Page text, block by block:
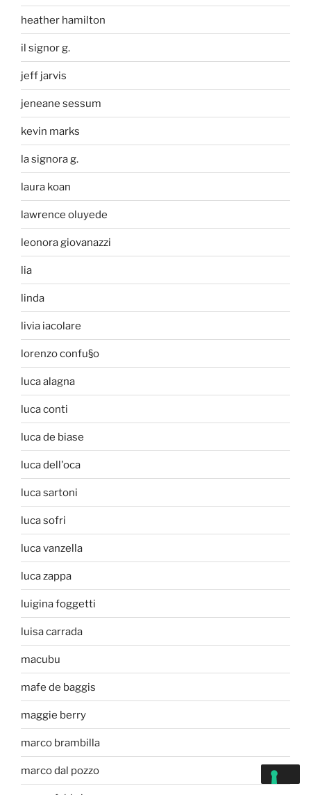
heather hamilton
il signor g.
jeff jarvis
jeneane sessum
kevin marks
la signora g.
laura koan
lawrence oluyede
leonora giovanazzi
lia
linda
livia iacolare
lorenzo confu§o
luca alagna
luca conti
luca de biase
luca dell'oca
luca sartoni
luca sofri
luca vanzella
luca zappa
luigina foggetti
luisa carrada
macubu
mafe de baggis
maggie berry
marco brambilla
marco dal pozzo